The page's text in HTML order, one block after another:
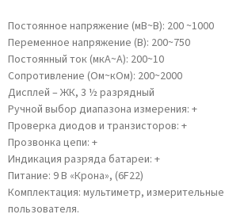
Постоянное напряжение (мВ~В): 200 ~1000
Переменное напряжение (B): 200~750
Постоянный ток (мкА~A): 200~10
Сопротивление (Ом~кОм): 200~2000
Дисплей – ЖК, 3 ½ разрядный
Ручной выбор диапазона измерения: +
Проверка диодов и транзисторов: +
Прозвонка цепи: +
Индикация разряда батареи: +
Питание: 9 В «Крона», (6F22)
Комплектация: мультиметр,
пользователя.